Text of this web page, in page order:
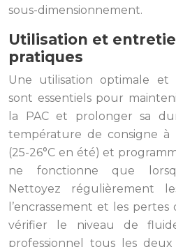
sous-dimensionnement.
Utilisation et
pratiques
Une utilisation optimale
sont essentiels pour
la PAC et prolonger sa
température de consigne à
(25-26°C en été) et
ne fonctionne que
Nettoyez régulièrement
l’encrassement et les
vérifier le niveau de
professionnel tous les